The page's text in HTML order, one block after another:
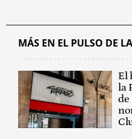
MÁS EN EL PULSO DE
El
la
de